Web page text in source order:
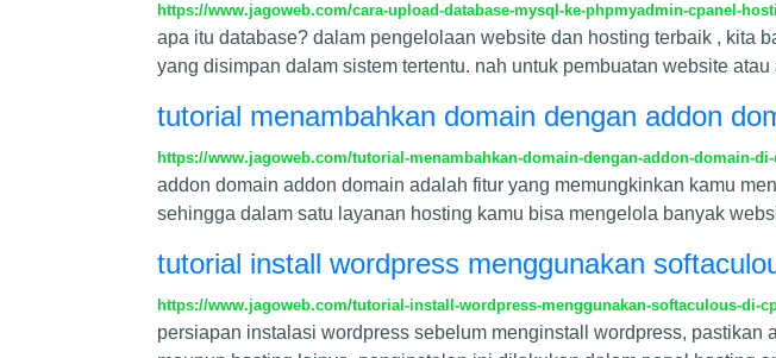
https://www.jagoweb.com/cara-upload-database-mysql-ke-phpmyadmin-cpanel-
apa itu database? dalam pengelolaan website dan hosting terbaik , kita
yang disimpan dalam sistem tertentu. nah untuk pembuatan website
tutorial menambahkan domain dengan addon
https://www.jagoweb.com/tutorial-menambahkan-domain-dengan-addon-domain-di-
addon domain addon domain adalah fitur yang memungkinkan kamu
sehingga dalam satu layanan hosting kamu bisa mengelola banyak
tutorial install wordpress menggunakan
https://www.jagoweb.com/tutorial-install-wordpress-menggunakan-softaculous-di-
persiapan instalasi wordpress sebelum menginstall wordpress,